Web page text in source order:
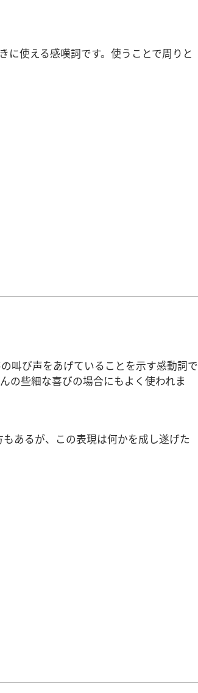
に使える感嘆詞です。使うことで周りと
叫び声をあげていることを示す感動詞で
の些細な喜びの場合にもよく使われま
あるが、この表現は何かを成し遂げた